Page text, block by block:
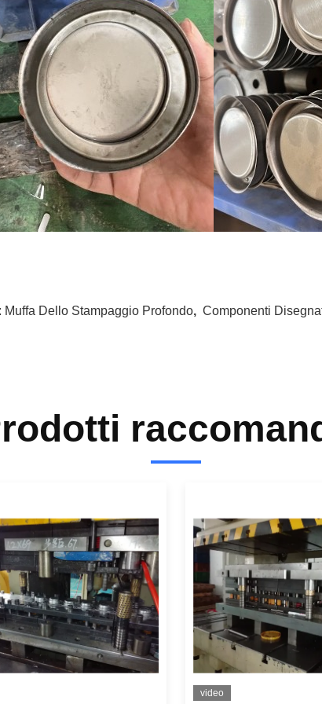
Muffa Dello Stampaggio Profondo, Componenti
video